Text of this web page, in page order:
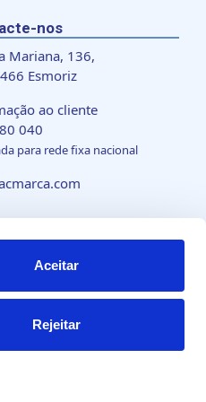
Aceitar
Rejeitar
nos
Mariana, 136,
Esmoriz
ao cliente
040
para rede fixa nacional